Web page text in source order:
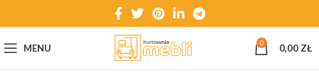
MENU 0 0,00 ZŁ